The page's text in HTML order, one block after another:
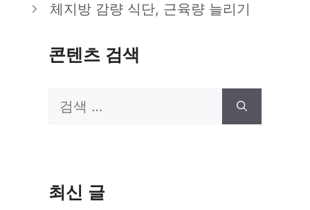
리
체지방 감량 식단, 근육량 늘리기
콘텐츠 검색
검
최신 글